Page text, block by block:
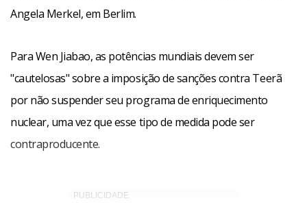
Angela Merkel, em Berlim.
Para Wen Jiabao, as potências mundiais devem ser
"cautelosas" sobre a imposição de sanções contra Teerã
por não suspender seu programa de enriquecimento
nuclear, uma vez que esse tipo de medida pode ser
contraproducente.